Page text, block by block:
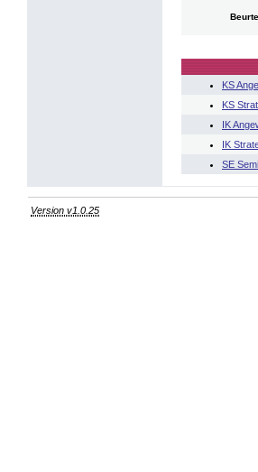
KS
KS
IK
IK
SE
Version v1.0.25